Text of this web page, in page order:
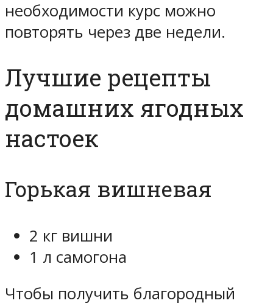
необходимости курс можно
повторять через две недели.
Лучшие рецепты
домашних ягодных
настоек
Горькая вишневая
2 кг вишни
1 л самогона
Чтобы получить благородный